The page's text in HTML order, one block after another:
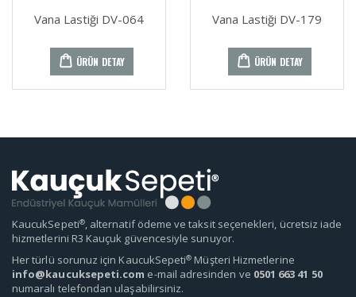
Vana Lastiği DV-064
ÜRÜN DETAY
Vana Lastiği DV-179
ÜRÜN DETAY
KaucukSepeti®, alternatif ödeme ve taksit seçenekleri, ücretsiz iade
hizmetlerini R3 Kauçuk güvencesiyle sunuyor.
Her türlü sorunuz için KaucukSepeti® Müşteri Hizmetlerine
info@kaucuksepeti.com e-mail adresinden ve 0501 663 41 50
numaralı telefondan ulaşabilirsiniz.